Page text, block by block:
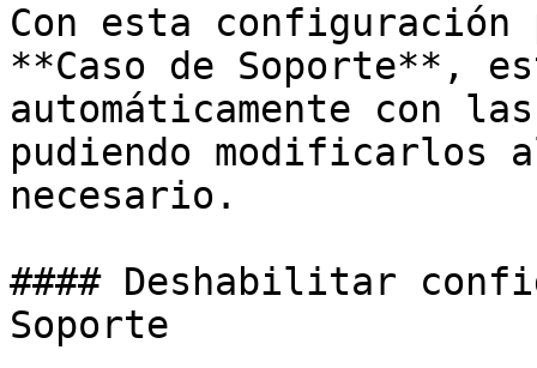
Con esta
**Caso de Soporte**,
automáticamente con
pudiendo
necesario.
#### Deshabilitar
Soporte